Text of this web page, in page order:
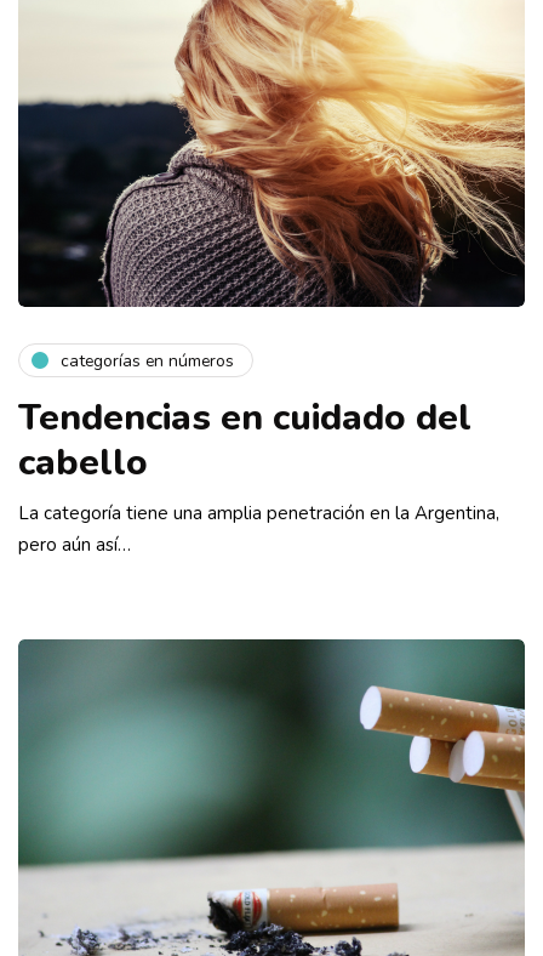
categorías en números
Tendencias en cuidado del
cabello
La categoría tiene una amplia penetración en la Argentina,
pero aún así…